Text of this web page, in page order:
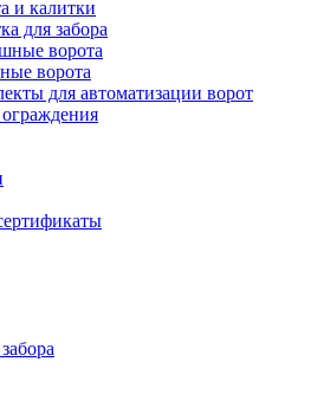
и калитки
для забора
ворота
ворота
для автоматизации ворот